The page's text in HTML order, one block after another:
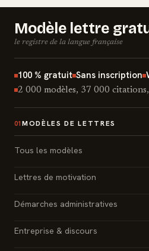
Modèle lettre
le registre de la langue française
100 % gratuit Sans inscription
2 000 modèles, 37 000
01 MODÈLES DE LETTRES
Tous les modèles
Lettres de motivation
Démarches administratives
Entreprise & discours